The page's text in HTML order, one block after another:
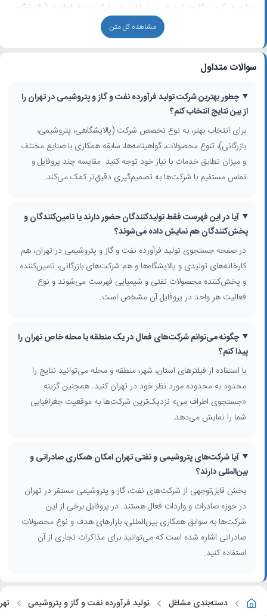
نمایه هر کسب‌وکار در این فهرست شامل نام شرکت، نوع فعالیت (پالایشگاه،
پتروشیمی، تولید مواد اولیه شیمیایی، فروش محصولات نفتی و شیمیایی)،
آدرس دقیق، شماره تماس و توضیح کوتاهی از خدمات است تا خریداران مواد
پتروشیمی و متقاضیان همکاری صنعتی بتوانند انتخاب آگاهانه‌تری داشته
باشند.
شرکت‌های فعال در حوزه تولیدکنندگان نفت تهران و فرآورده‌های شیمیایی
صنعتی معمولاً در چند گروه اصلی قرار می‌گیرند:
پالایشگاه‌ها و واحدهای فرآوری نفت و گاز؛ تولید بنزین، گازوئیل، سوخت‌های
صنعتی و حلال‌ها
کارخانه‌های پتروشیمی؛ تولید پلیمرها، انواع رزین، مواد اولیه پلاستیک و مواد
شیمیایی پایه
محصولات
واحدهای تخصصی تولید مواد اولیه شیمیایی برای صنایع رنگ، پلاستیک،
لاستیک، نساجی و شوینده‌ها
بسیاری از این مجموعه‌ها تحت نظارت استانداردهای ایمنی و کیفیت ملی و
بین‌المللی فعالیت کرده و دارای مجوزهای تخصصی در حوزه نفت و گاز
هستند.
نحوه استفاده از فیلترها برای جستجوی دقیق‌تر در تهران
تهرانمی‌توانید از فیلترهای پیشرفته جستجو استفاده کنید. امکان محدود
کردن نتایج بر اساس استان و شهر، انتخاب منطقه و محله‌های مختلف تهران
کهریزک و...) و همچنین فیلتر بر اساس نوع فعالیت شغلی فراهم است. گزینه
«جستجوی اطراف من» نیز کمک می‌کند نزدیک‌ترین تامین‌کنندگان
محصولات نفتی و شیمیایی را روی نقشه بیابید.
حمل‌ونقل بین‌المللی، انبارهای مجهز و دفاتر صادرات، گزینه‌ای مناسب برای
خریداران عمده و شرکای تجاری هستند. بسیاری از این شرکت‌ها سابقه
همکاری بین‌المللی، صادرات و واردات محصولات پتروشیمی را داشته و نمونه
مشتریان معتبر داخلی و خارجی را در رزومه خود ثبت کرده‌اند.
پیش از انتخاب نهایی، پیشنهاد می‌شود پروفایل هر شرکت را به دقت بررسی
کنید؛ تنوع محصولات، ظرفیت تولید، حوزه‌های تخصصی، گواهینامه‌ها و
توضیحات تکمیلی می‌تواند معیار خوبی برای مقایسه تولیدکنندگان و
مشاهده کل متن
سوالات متداول
چطور بهترین شرکت تولید فرآورده نفت و گاز و پتروشیمی در تهران را
از بین نتایج انتخاب کنم؟
برای انتخاب بهتر، به نوع تخصص شرکت (پالایشگاهی، پتروشیمی،
بازرگانی)، تنوع محصولات، گواهینامه‌ها، سابقه همکاری با صنایع مختلف
و میزان تطابق خدمات با نیاز خود توجه کنید. مقایسه چند پروفایل و
تماس مستقیم با شرکت‌ها به تصمیم‌گیری دقیق‌تر کمک می‌کند.
آیا در این فهرست فقط تولیدکنندگان حضور دارند یا تامین‌کنندگان و
پخش‌کنندگان هم نمایش داده می‌شوند؟
در صفحه جستجوی تولید فرآورده نفت و گاز و پتروشیمی در تهران، هم
کارخانه‌های تولیدی و پالایشگاه‌ها و هم شرکت‌های بازرگانی، تامین‌کننده
و پخش‌کننده محصولات نفتی و شیمیایی فهرست می‌شوند و نوع
فعالیت هر واحد در پروفایل آن مشخص است.
چگونه می‌توانم شرکت‌های فعال در یک منطقه یا محله خاص تهران را
پیدا کنم؟
با استفاده از فیلترهای استان، شهر، منطقه و محله می‌توانید نتایج را
محدود به محدوده مورد نظر خود در تهران کنید. همچنین گزینه
«جستجوی اطراف من» نزدیک‌ترین شرکت‌ها به موقعیت جغرافیایی
شما را نمایش می‌دهد.
آیا شرکت‌های پتروشیمی و نفتی تهران امکان همکاری صادراتی و
بین‌المللی دارند؟
بخش قابل‌توجهی از شرکت‌های نفت، گاز و پتروشیمی مستقر در تهران
در حوزه صادرات و واردات فعال هستند. در پروفایل برخی از این
شرکت‌ها به سوابق همکاری بین‌المللی، بازارهای هدف و نوع محصولات
صادراتی اشاره شده است که می‌توانید برای مذاکرات تجاری از آن
استفاده کنید.
دسته‌بندی مشاغل تولید فرآورده نفت و گاز و پتروشیمی